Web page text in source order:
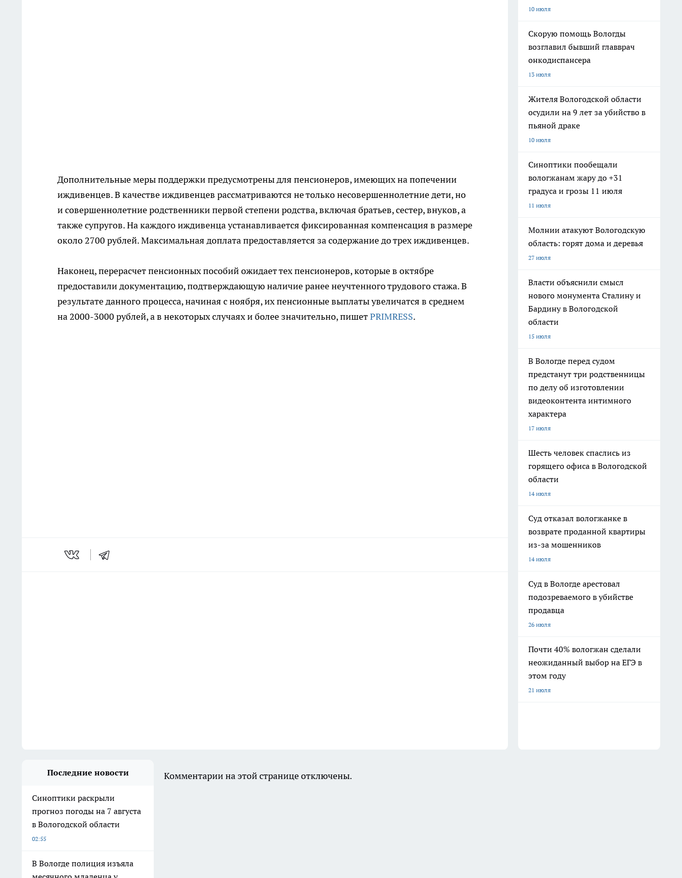
Дополнительные меры поддержки предусмотрены для пенсионеров, имеющих на попечении
иждивенцев. В качестве иждивенцев рассматриваются не только несовершеннолетние дети, но
и совершеннолетние родственники первой степени родства, включая братьев, сестер, внуков, а
также супругов. На каждого иждивенца устанавливается фиксированная компенсация в размере
около 2700 рублей. Максимальная доплата предоставляется за содержание до трех иждивенцев.
Наконец, перерасчет пенсионных пособий ожидает тех пенсионеров, которые в октябре
предоставили документацию, подтверждающую наличие ранее неучтенного трудового стажа. В
результате данного процесса, начиная с ноября, их пенсионные выплаты увеличатся в среднем
на 2000-3000 рублей, а в некоторых случаях и более значительно, пишетPRIMRESS.
10 июля
Скорую помощь Вологды
возглавил бывший главврач
онкодиспансера
13 июля
Жителя Вологодской области
осудили на 9 лет за убийство в
пьяной драке
10 июля
Синоптики пообещали
вологжанам жару до +31
градуса и грозы 11 июля
11 июля
Молнии атакуют Вологодскую
область: горят дома и деревья
27 июля
Власти объяснили смысл
нового монумента Сталину и
Бардину в Вологодской
области
15 июля
В Вологде перед судом
предстанут три родственницы
по делу об изготовлении
видеоконтента интимного
характера
17 июля
Шесть человек спаслись из
горящего офиса в Вологодской
области
14 июля
Суд отказал вологжанке в
возврате проданной квартиры
из-за мошенников
14 июля
Суд в Вологде арестовал
подозреваемого в убийстве
продавца
26 июля
Почти 40% вологжан сделали
неожиданный выбор на ЕГЭ в
этом году
21 июля
Последние новости
Синоптики раскрыли
прогноз погоды на 7 августа
в Вологодской области
02:55
В Вологде полиция изъяла
Комментарии на этой странице отключены.